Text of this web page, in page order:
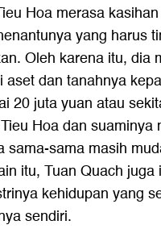
Hoa merasa
yang harus
Oleh karena itu, dia
aset dan tanahnya
20 juta yuan atau
Hoa dan suaminya
sama-sama masih
itu, Tuan Quach juga
kehidupan yang
sendiri.